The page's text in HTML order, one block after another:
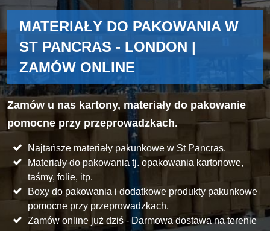
MATERIAŁY DO PAKOWANIA W
ST PANCRAS - LONDON |
ZAMÓW ONLINE
Zamów u nas kartony, materiały do pakowanie
pomocne przy przeprowadzkach.
Najtańsze materiały pakunkowe w St Pancras.
Materiały do pakowania tj. opakowania kartonowe,
taśmy, folie, itp.
Boxy do pakowania i dodatkowe produkty pakunkowe
pomocne przy przeprowadzkach.
Zamów online już dziś - Darmowa dostawa na terenie